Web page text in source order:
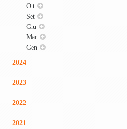
Ott
Set
Giu
Mar
Gen
2024
2023
2022
2021